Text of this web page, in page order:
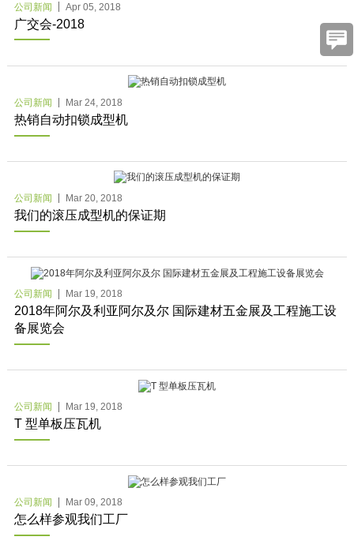
公司新闻 Apr 05, 2018
广交会-2018
公司新闻 Mar 24, 2018
热销自动扣锁成型机
公司新闻 Mar 20, 2018
我们的滚压成型机的保证期
公司新闻 Mar 19, 2018
2018年阿尔及利亚阿尔及尔 国际建材五金展及工程施工设
备展览会
公司新闻 Mar 19, 2018
T 型单板压瓦机
公司新闻 Mar 09, 2018
怎么样参观我们工厂